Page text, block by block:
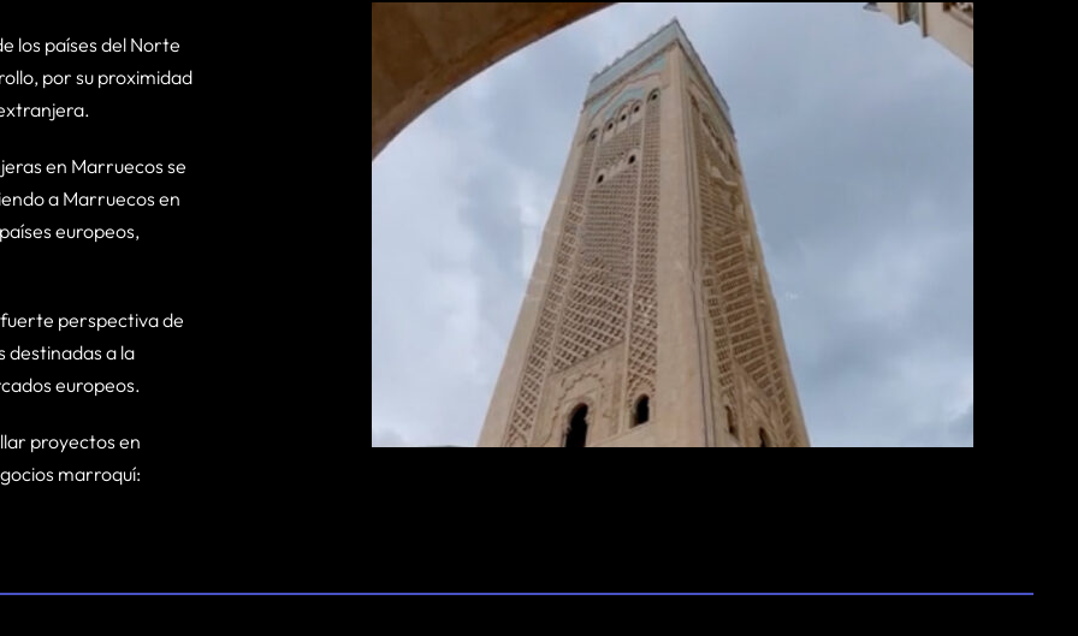
los países del Norte
por su proximidad
en Marruecos se
a Marruecos en
europeos,
perspectiva de
destinadas a la
europeos.
proyectos en
marroquí: